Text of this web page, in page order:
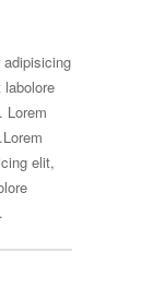
Lorem
elit,